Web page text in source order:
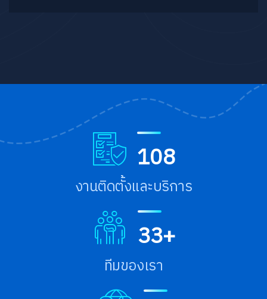
108
งานติดตั้งและบริการ
33+
ทีมของเรา